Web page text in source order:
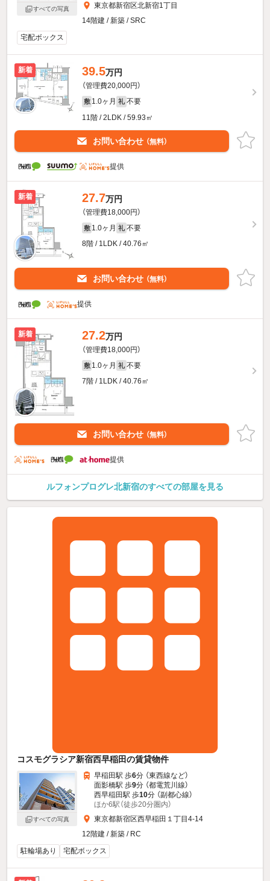
すべての写真
東京都新宿区北新宿1丁目
14階建 / 新築 / SRC
宅配ボックス
新着 39.5万円
（管理費20,000円）
敷 1.0ヶ月 礼 不要
11階 / 2LDK / 59.93㎡
お問い合わせ （無料）
提供
新着 27.7万円
（管理費18,000円）
敷 1.0ヶ月 礼 不要
8階 / 1LDK / 40.76㎡
お問い合わせ （無料）
提供
新着 27.2万円
（管理費18,000円）
敷 1.0ヶ月 礼 不要
7階 / 1LDK / 40.76㎡
お問い合わせ （無料）
提供
ルフォンプログレ北新宿のすべての部屋を見る
コスモグラシア新宿西早稲田の賃貸物件
すべての写真
早稲田駅 歩6分 （東西線など）
面影橋駅 歩9分 （都電荒川線）
西早稲田駅 歩10分 （副都心線）
ほか6駅（徒歩20分圏内）
東京都新宿区西早稲田１丁目4-14
12階建 / 新築 / RC
駐輪場あり
宅配ボックス